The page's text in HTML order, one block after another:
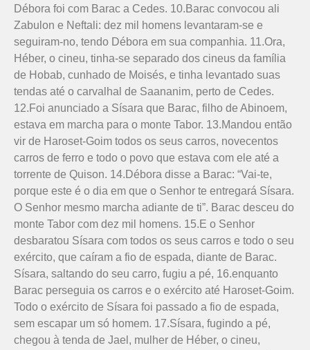
Débora foi com Barac a Cedes. 10.Barac convocou ali
Zabulon e Neftali: dez mil homens levantaram-se e
seguiram-no, tendo Débora em sua companhia. 11.Ora,
Héber, o cineu, tinha-se separado dos cineus da família
de Hobab, cunhado de Moisés, e tinha levantado suas
tendas até o carva­lhal de Saananim, perto de Cedes.
12.Foi anunciado a Sísara que Barac, filho de Abinoem,
estava em marcha para o monte Tabor. 13.Mandou então
vir de Haroset-Goim todos os seus carros, novecentos
carros de ferro e todo o povo que estava com ele até a
torrente de Quison. 14.Débora disse a Barac: “Vai-te,
porque este é o dia em que o Senhor te entregará Sísara.
O Senhor mesmo marcha adiante de ti”. Barac desceu do
monte Tabor com dez mil homens. 15.E o Senhor
desbaratou Sísara com todos os seus carros e todo o seu
exército, que caíram a fio de espada, diante de Barac.
Sísara, saltando do seu carro, fugiu a pé, 16.enquanto
Barac perseguia os carros e o exército até Haroset-Goim.
Todo o exército de Sísara foi passado a fio de espada,
sem escapar um só homem. 17.Sísara, fugindo a pé,
chegou à tenda de Jael, mulher de Héber, o cineu,